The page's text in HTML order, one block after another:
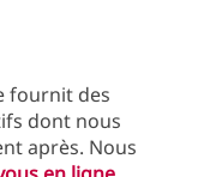
fournit des
dont nous
après. Nous